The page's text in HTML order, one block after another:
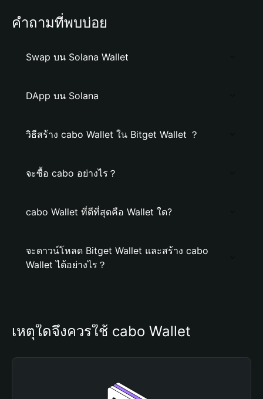
คำถามที่พบบ่อย
Swap บน Solana Wallet
DApp บน Solana
วิธีสร้าง cabo Wallet ใน Bitget Wallet ？
จะซื้อ cabo อย่างไร？
cabo Wallet ที่ดีที่สุดคือ Wallet ใด?
จะดาวน์โหลด Bitget Wallet และสร้าง cabo
Wallet ได้อย่างไร？
เหตุใดจึงควรใช้ cabo Wallet